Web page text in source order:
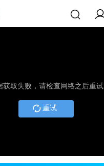
获取失败，请检查网络之后重试
重试